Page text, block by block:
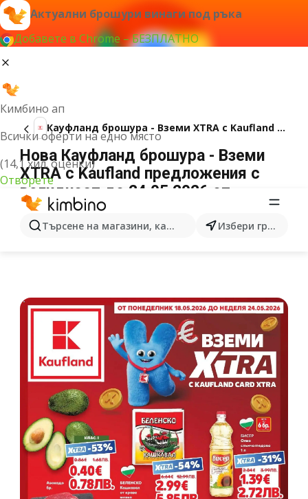
Актуални брошури винаги под ръка
Добавете в Chrome – БЕЗПЛАТНО
Кимбино ап
Всички оферти на едно място
(14,1 хил. оценки)
Отворете
Търсене на магазини, категории, продукти...Избери град
Кауфланд брошура - Вземи XTRA с Kaufland предложения с валидност до 24.05.2026
Нова Кауфланд брошура - Вземи
XTRA с Kaufland предложения с
валидност до 24.05.2026 от
18.05.2026
РЕКЛАМА